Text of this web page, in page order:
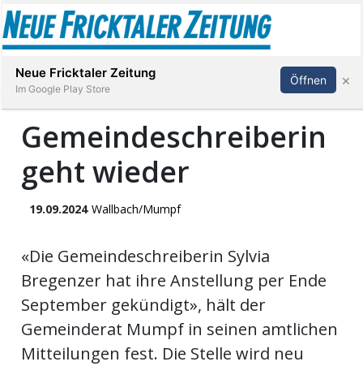
Stellen
Paper
App
Abonnieren Anmelden
Gemeindeschreiberin
geht wieder
19.09.2024 Wallbach/Mumpf
«Die Gemeindeschreiberin Sylvia
Bregenzer hat ihre Anstellung per Ende
September gekündigt», hält der
Gemeinderat Mumpf in seinen amtlichen
Mitteilungen fest. Die Stelle wird neu
Neue Fricktaler Zeitung
Im Google Play Store
Öffnen ×